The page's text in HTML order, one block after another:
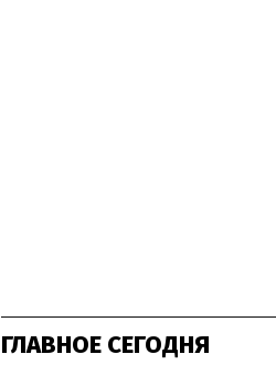
ГЛАВНОЕ СЕГОДНЯ